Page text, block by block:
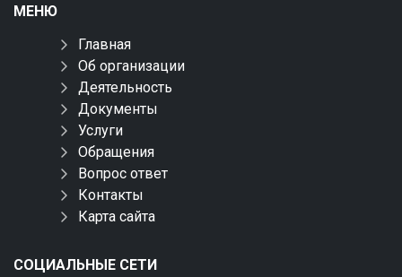
МЕНЮ
Главная
Об организации
Деятельность
Документы
Услуги
Обращения
Вопрос ответ
Контакты
Карта сайта
СОЦИАЛЬНЫЕ СЕТИ